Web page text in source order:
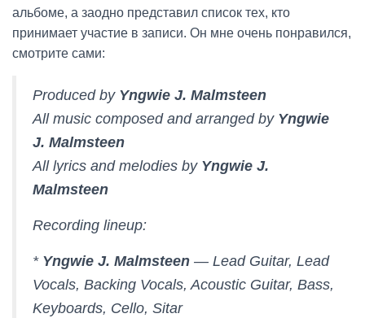
альбоме, а заодно представил список тех, кто
принимает участие в записи. Он мне очень понравился,
смотрите сами:
Produced by Yngwie J. Malmsteen
All music composed and arranged by Yngwie
J. Malmsteen
All lyrics and melodies by Yngwie J.
Malmsteen
Recording lineup:
* Yngwie J. Malmsteen — Lead Guitar, Lead
Vocals, Backing Vocals, Acoustic Guitar, Bass,
Keyboards, Cello, Sitar